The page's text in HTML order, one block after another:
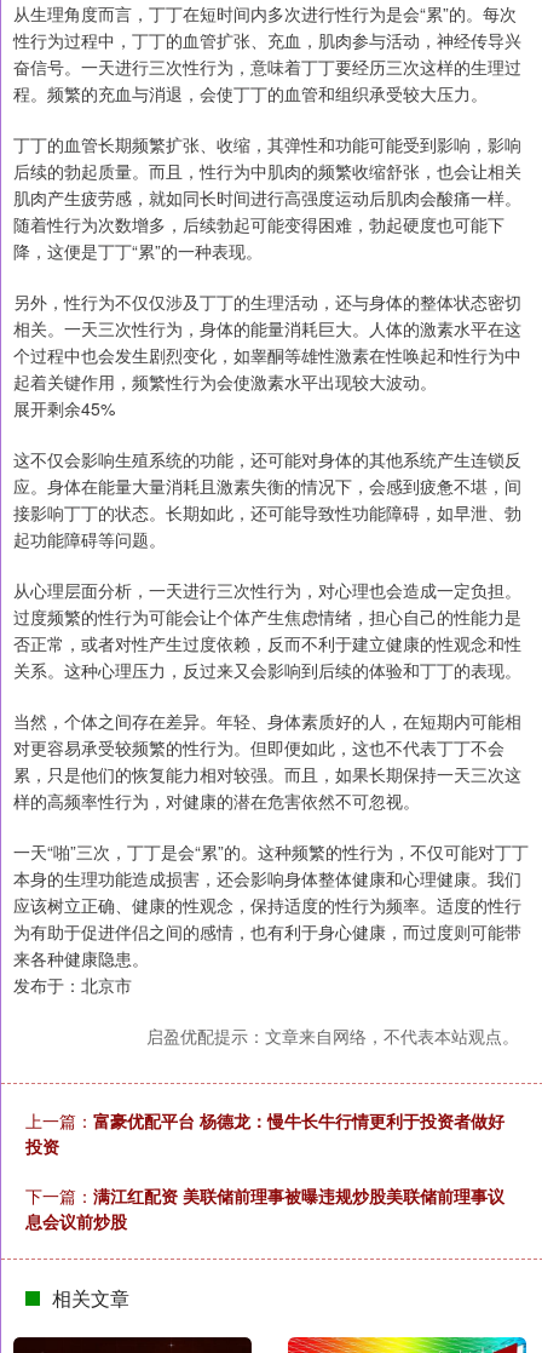
从生理角度而言，丁丁在短时间内多次进行性行为是会“累”的。每次
性行为过程中，丁丁的血管扩张、充血，肌肉参与活动，神经传导兴
奋信号。一天进行三次性行为，意味着丁丁要经历三次这样的生理过
程。频繁的充血与消退，会使丁丁的血管和组织承受较大压力。
丁丁的血管长期频繁扩张、收缩，其弹性和功能可能受到影响，影响
后续的勃起质量。而且，性行为中肌肉的频繁收缩舒张，也会让相关
肌肉产生疲劳感，就如同长时间进行高强度运动后肌肉会酸痛一样。
随着性行为次数增多，后续勃起可能变得困难，勃起硬度也可能下
降，这便是丁丁“累”的一种表现。
另外，性行为不仅仅涉及丁丁的生理活动，还与身体的整体状态密切
相关。一天三次性行为，身体的能量消耗巨大。人体的激素水平在这
个过程中也会发生剧烈变化，如睾酮等雄性激素在性唤起和性行为中
起着关键作用，频繁性行为会使激素水平出现较大波动。
展开剩余45%
这不仅会影响生殖系统的功能，还可能对身体的其他系统产生连锁反
应。身体在能量大量消耗且激素失衡的情况下，会感到疲惫不堪，间
接影响丁丁的状态。长期如此，还可能导致性功能障碍，如早泄、勃
起功能障碍等问题。
从心理层面分析，一天进行三次性行为，对心理也会造成一定负担。
过度频繁的性行为可能会让个体产生焦虑情绪，担心自己的性能力是
否正常，或者对性产生过度依赖，反而不利于建立健康的性观念和性
关系。这种心理压力，反过来又会影响到后续的体验和丁丁的表现。
当然，个体之间存在差异。年轻、身体素质好的人，在短期内可能相
对更容易承受较频繁的性行为。但即便如此，这也不代表丁丁不会
累，只是他们的恢复能力相对较强。而且，如果长期保持一天三次这
样的高频率性行为，对健康的潜在危害依然不可忽视。
一天“啪”三次，丁丁是会“累”的。这种频繁的性行为，不仅可能对丁丁
本身的生理功能造成损害，还会影响身体整体健康和心理健康。我们
应该树立正确、健康的性观念，保持适度的性行为频率。适度的性行
为有助于促进伴侣之间的感情，也有利于身心健康，而过度则可能带
来各种健康隐患。
发布于：北京市
启盈优配提示：文章来自网络，不代表本站观点。
上一篇： 富豪优配平台 杨德龙：慢牛长牛行情更利于投资者做好
投资
下一篇： 满江红配资 美联储前理事被曝违规炒股美联储前理事议
息会议前炒股
相关文章